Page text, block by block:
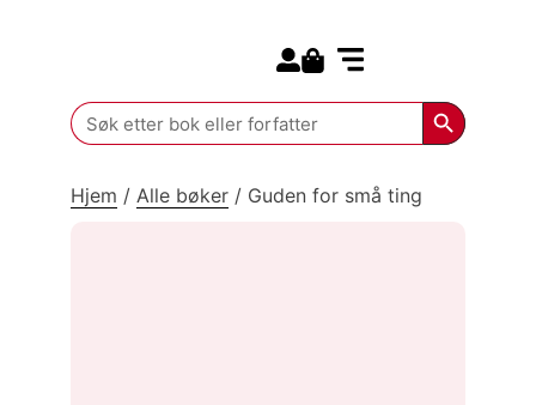
Search
for:
Search
Hjem / Alle bøker / Guden for små ting